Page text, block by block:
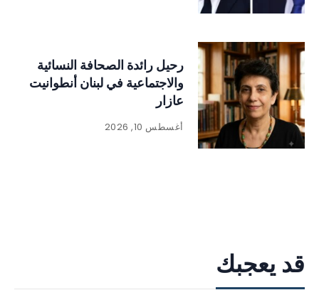
رحيل رائدة الصحافة النسائية
والاجتماعية في لبنان أنطوانيت
عازار
أغسطس 10, 2026
قد يعجبك